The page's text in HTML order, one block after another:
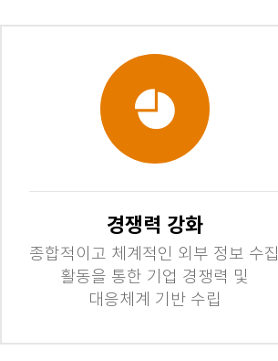
경쟁력 강화
종합적이고 체계적인 외부 정보 수집
활동을 통한 기업 경쟁력 및
대응체계 기반 수립